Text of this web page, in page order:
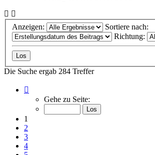
Anzeigen:
Sortiere nach:
Richtung:
Die Suche ergab 284 Treffer
von
Gehe zu Seite:
1
2
3
4